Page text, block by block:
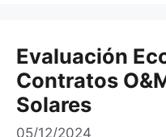
Evaluación
Contratos
Solares
05/12/2024